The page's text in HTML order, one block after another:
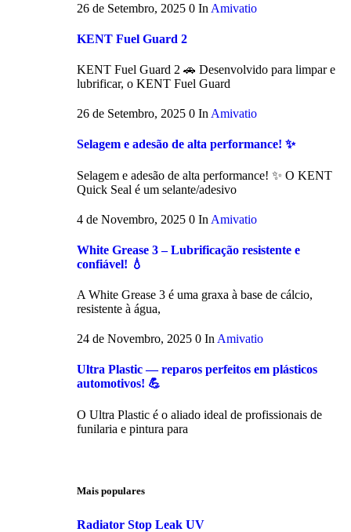
26 de Setembro, 2025 0 In Amivatio
KENT Fuel Guard 2
KENT Fuel Guard 2 🚗 Desenvolvido para limpar e
lubrificar, o KENT Fuel Guard
26 de Setembro, 2025 0 In Amivatio
Selagem e adesão de alta performance! ✨
Selagem e adesão de alta performance! ✨ O KENT
Quick Seal é um selante/adesivo
4 de Novembro, 2025 0 In Amivatio
White Grease 3 – Lubrificação resistente e
confiável! 💧
A White Grease 3 é uma graxa à base de cálcio,
resistente à água,
24 de Novembro, 2025 0 In Amivatio
Ultra Plastic — reparos perfeitos em plásticos
automotivos! 💪
O Ultra Plastic é o aliado ideal de profissionais de
funilaria e pintura para
Mais populares
Radiator Stop Leak UV